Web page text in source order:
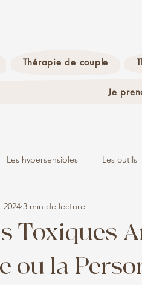
Thérapie de couple
Je
Les hypersensibles Les outils
Burn-out
Toxiques
ou la
2024 3 min de lecture